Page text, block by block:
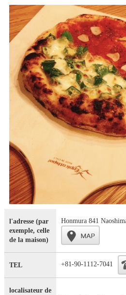
l'adresse (par
exemple, celle
de la maison)
Honmura 841
TEL +81-90-1112-7041
localisateur de